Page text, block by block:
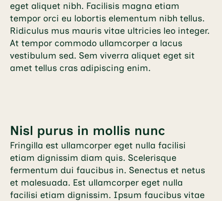
eget aliquet nibh. Facilisis magna etiam
tempor orci eu lobortis elementum nibh tellus.
Ridiculus mus mauris vitae ultricies leo integer.
At tempor commodo ullamcorper a lacus
vestibulum sed. Sem viverra aliquet eget sit
amet tellus cras adipiscing enim.
Nisl purus in mollis nunc
Fringilla est ullamcorper eget nulla facilisi
etiam dignissim diam quis. Scelerisque
fermentum dui faucibus in. Senectus et netus
et malesuada. Est ullamcorper eget nulla
facilisi etiam dignissim. Ipsum faucibus vitae